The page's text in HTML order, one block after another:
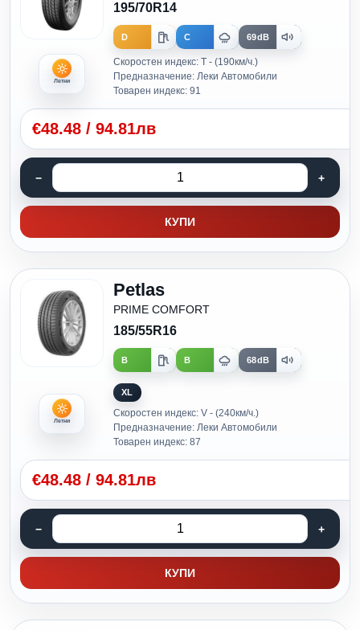
Летни
195/70R14
D C 69dB
Скоростен индекс: T - (190км/ч.)
Предназначение: Леки Автомобили
Товарен индекс: 91
€48.48 / 94.81лв
КУПИ
Летни
Petlas
PRIME COMFORT
185/55R16
B B 68dB
XL
Скоростен индекс: V - (240км/ч.)
Предназначение: Леки Автомобили
Товарен индекс: 87
€48.48 / 94.81лв
КУПИ